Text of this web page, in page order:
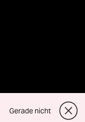
Gerade nicht